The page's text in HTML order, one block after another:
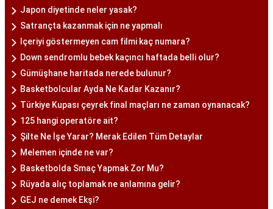
Japon diyetinde neler yasak?
Satrançta kazanmak için ne yapmalı
Içeriyi göstermeyen cam filmi kaç numara?
Down sendromlu bebek kaçıncı haftada belli olur?
Gümüşhane haritada nerede bulunur?
Basketbolcular Ayda Ne Kadar Kazanır?
Türkiye Kupası çeyrek final maçları ne zaman oynanacak?
125 hangi operatöre ait?
Şilte Ne İşe Yarar? Merak Edilen Tüm Detaylar
Melemen içinde ne var?
Basketbolda Smaç Yapmak Zor Mu?
Rüyada alıç toplamak ne anlamına gelir?
GEJ ne demek Ekşi?